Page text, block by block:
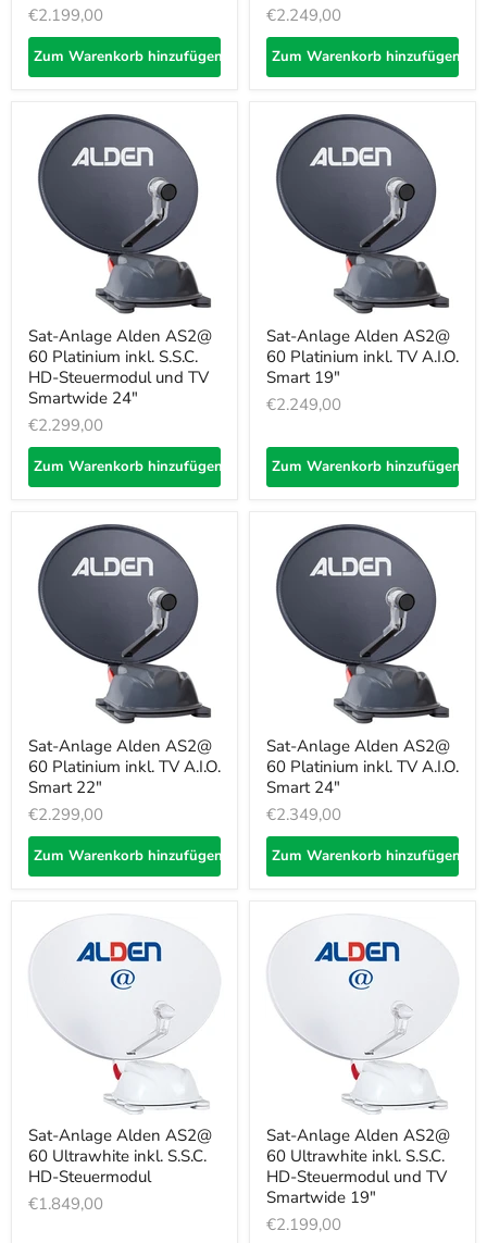
€2.199,00
Zum Warenkorb hinzufügen
€2.249,00
Zum Warenkorb hinzufügen
Sat-Anlage Alden AS2@
60 Platinium inkl. S.S.C.
HD-Steuermodul und TV
Smartwide 24"
€2.299,00
Zum Warenkorb hinzufügen
Sat-Anlage Alden AS2@
60 Platinium inkl. TV A.I.O.
Smart 19"
€2.249,00
Zum Warenkorb hinzufügen
Sat-Anlage Alden AS2@
60 Platinium inkl. TV A.I.O.
Smart 22"
€2.299,00
Zum Warenkorb hinzufügen
Sat-Anlage Alden AS2@
60 Platinium inkl. TV A.I.O.
Smart 24"
€2.349,00
Zum Warenkorb hinzufügen
Sat-Anlage Alden AS2@
60 Ultrawhite inkl. S.S.C.
HD-Steuermodul
€1.849,00
Sat-Anlage Alden AS2@
60 Ultrawhite inkl. S.S.C.
HD-Steuermodul und TV
Smartwide 19"
€2.199,00